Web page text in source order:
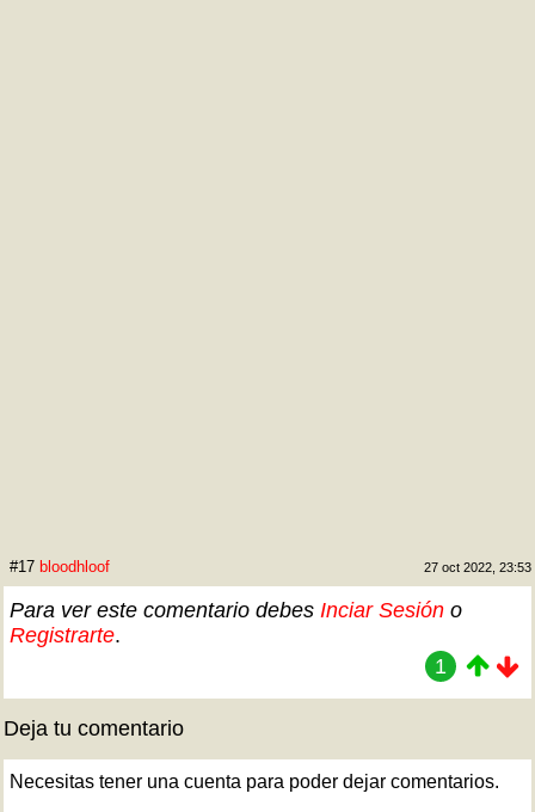
#17 bloodhloof 27 oct 2022, 23:53
Para ver este comentario debes Inciar Sesión o
Registrarte.
1
Deja tu comentario
Necesitas tener una cuenta para poder dejar comentarios.